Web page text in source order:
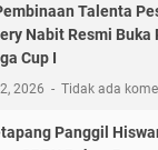
Talenta
Nabit Resmi Buka
Cup I
2026 Tidak ada
Panggil